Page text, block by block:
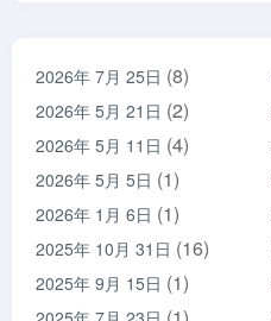
2026年 7月 25日 (8)
2026年 5月 21日 (2)
2026年 5月 11日 (4)
2026年 5月 5日 (1)
2026年 1月 6日 (1)
2025年 10月 31日 (16)
2025年 9月 15日 (1)